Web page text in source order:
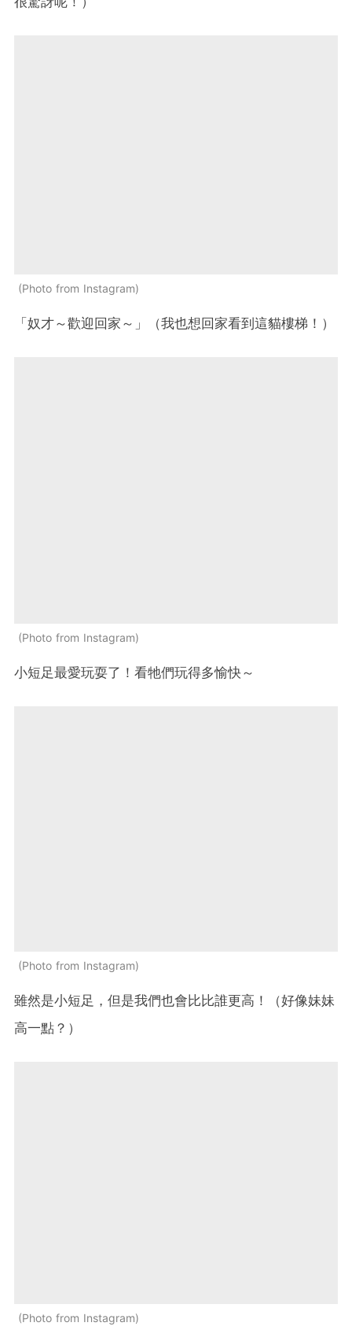
Photo from Instagram
「奴才～歡迎回家～」（我也想回家看到這貓樓梯！）
Photo from Instagram
小短足最愛玩耍了！看牠們玩得多愉快～
Photo from Instagram
雖然是小短足，但是我們也會比比誰更高！（好像妹妹
高一點？）
Photo from Instagram